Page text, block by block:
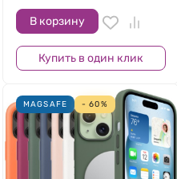
В корзину
Купить в один клик
MAGSAFE - 60%